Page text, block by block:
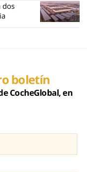
dos
boletín
CocheGlobal, en